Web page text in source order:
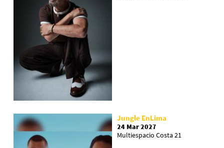
Jungle EnLima
24 Mar 2027
Multiespacio Costa 21